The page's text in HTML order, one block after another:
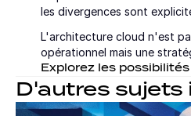
les divergences sont
L'architecture cloud n'est
opérationnel mais une
Explorez les
D'autres